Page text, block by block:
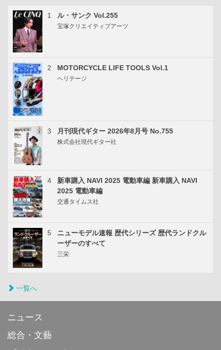
1 ル・サンク Vol.255
宝塚クリエイティブアーツ
2 MOTORCYCLE LIFE TOOLS Vol.1
ヘリテージ
3 月刊現代ギター 2026年8月号 No.755
株式会社現代ギター社
4
新車購入 NAVI 2025 電動車編 新車購入 NAVI
2025 電動車編
交通タイムス社
5
ニューモデル速報 歴代シリーズ 歴代ランドクル
ーザーのすべて
三栄
一覧へ
ニュース
総合・文藝